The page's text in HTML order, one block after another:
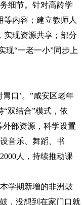
细节。针对高龄学
等内容；建立教师人
实现资源共享；部分
现“一老一小”同步上
胃口’。”咸安区老年
双结合”模式，依
外部资源，科学设置
音乐、舞蹈、书
人，持续推动课
学期新增的非洲鼓
，没想到在家门口就